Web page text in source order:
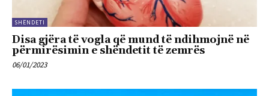
SHËNDETI
Disa gjëra të vogla që mund të ndihmojnë në
përmirësimin e shëndetit të zemrës
06/01/2023